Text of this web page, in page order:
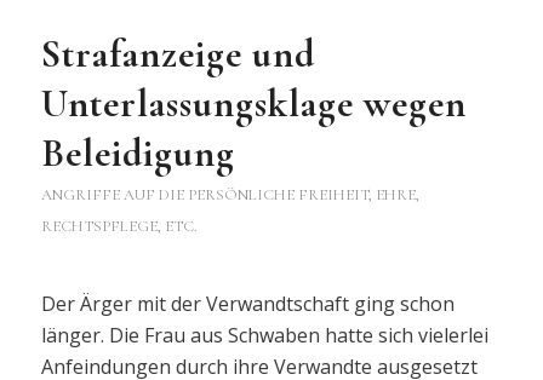
Strafanzeige und
Unterlassungsklage wegen
Beleidigung
ANGRIFFE AUF DIE PERSÖNLICHE FREIHEIT, EHRE,
RECHTSPFLEGE, ETC.
Der Ärger mit der Verwandtschaft ging schon
länger. Die Frau aus Schwaben hatte sich vielerlei
Anfeindungen durch ihre Verwandte ausgesetzt